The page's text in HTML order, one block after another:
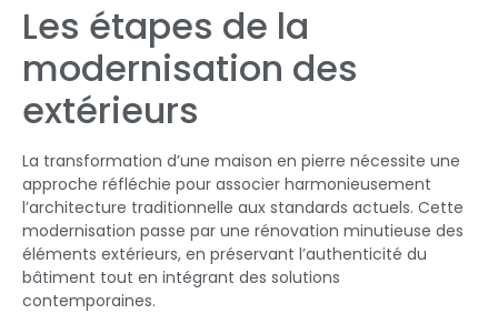
Les étapes de la
modernisation des
extérieurs
La transformation d’une maison en pierre nécessite une
approche réfléchie pour associer harmonieusement
l’architecture traditionnelle aux standards actuels. Cette
modernisation passe par une rénovation minutieuse des
éléments extérieurs, en préservant l’authenticité du
bâtiment tout en intégrant des solutions
contemporaines.